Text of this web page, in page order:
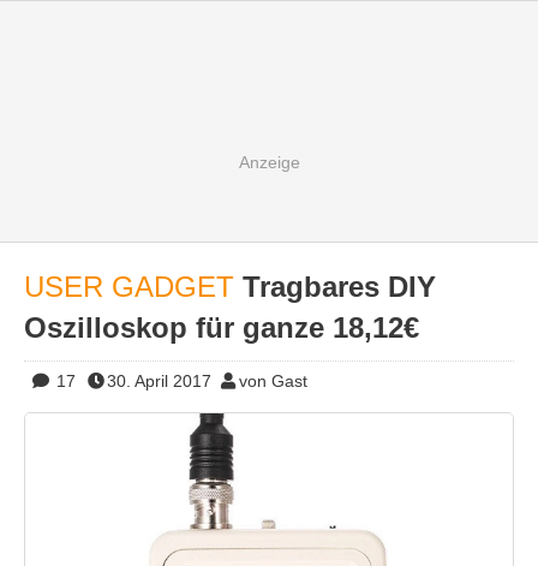
USER GADGET Tragbares DIY
Oszilloskop für ganze 18,12€
17 30. April 2017 von Gast